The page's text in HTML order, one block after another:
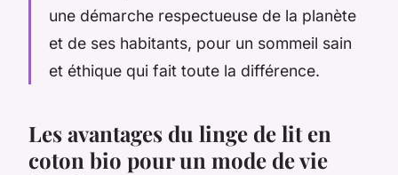
une démarche respectueuse de la planète
et de ses habitants, pour un sommeil sain
et éthique qui fait toute la différence.
Les avantages du linge de lit en
coton bio pour un mode de vie